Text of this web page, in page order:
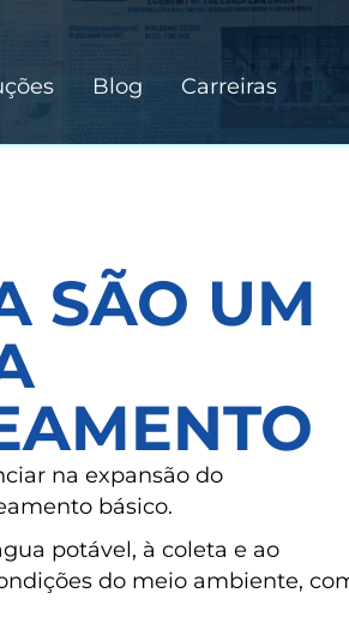
Blog Carreiras
SÃO UM
na expansão do
básico.
potável, à coleta e ao
do meio ambiente,